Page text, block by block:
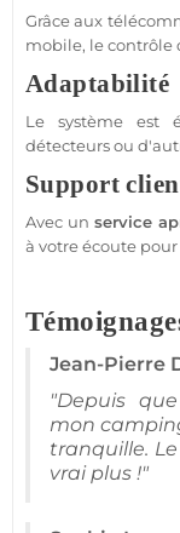
Grâce aux
mobile, le contrôle
Adaptabilité
Le système est
détecteurs ou
Support
Avec un service
à votre écoute pour
Jean-Pierre
"Depuis
mon
tranquille.
vrai plus !"